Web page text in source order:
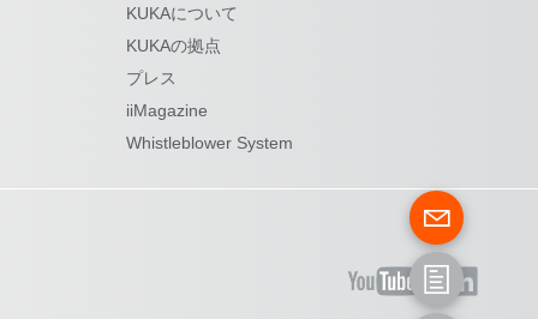
KUKAについて
KUKAの拠点
プレス
iiMagazine
Whistleblower System